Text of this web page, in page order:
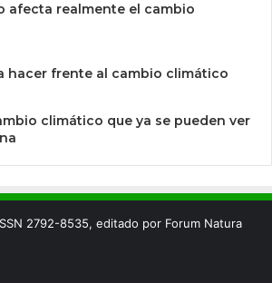
afecta realmente el cambio
hacer frente al cambio climático
climático que ya se pueden ver
2792-8535, editado por Forum Natura